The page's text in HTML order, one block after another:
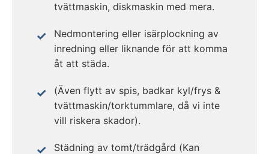
tvättmaskin, diskmaskin med mera.
Nedmontering eller isärplockning av
inredning eller liknande för att komma
åt att städa.
(Även flytt av spis, badkar kyl/frys &
tvättmaskin/torktummlare, då vi inte
vill riskera skador).
Städning av tomt/trädgård (Kan